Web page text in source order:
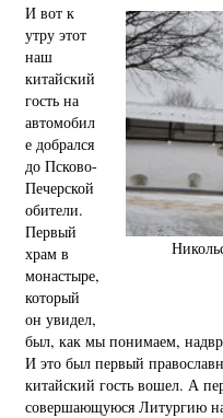
И вот к
утру этот
наш
китайский
гость на
автомобил
е добрался
до Псково-
Печерской
обители.
Первый
храм в
монастыре,
который
он увидел,
был, как мы понимаем,
И это был первый
китайский гость вошел. А
совершающуюся Литургию